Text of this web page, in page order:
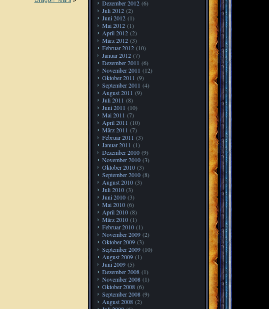
Dezember 2012 (6)
Juli 2012 (2)
Juni 2012 (1)
Mai 2012 (1)
April 2012 (2)
März 2012 (3)
Februar 2012 (10)
Januar 2012 (7)
Dezember 2011 (6)
November 2011 (12)
Oktober 2011 (9)
September 2011 (4)
August 2011 (9)
Juli 2011 (8)
Juni 2011 (10)
Mai 2011 (7)
April 2011 (10)
März 2011 (7)
Februar 2011 (3)
Januar 2011 (1)
Dezember 2010 (9)
November 2010 (3)
Oktober 2010 (3)
September 2010 (8)
August 2010 (3)
Juli 2010 (3)
Juni 2010 (3)
Mai 2010 (6)
April 2010 (8)
März 2010 (1)
Februar 2010 (1)
November 2009 (2)
Oktober 2009 (3)
September 2009 (10)
August 2009 (1)
Juni 2009 (5)
Dezember 2008 (1)
November 2008 (1)
Oktober 2008 (6)
September 2008 (9)
August 2008 (2)